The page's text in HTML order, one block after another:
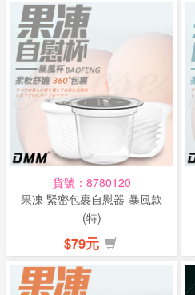
貨號：8780120
果凍 緊密包裹自慰器-暴風款
(特)
$79元